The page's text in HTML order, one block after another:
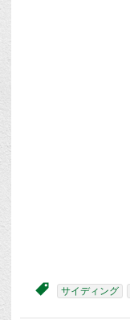
サイディング